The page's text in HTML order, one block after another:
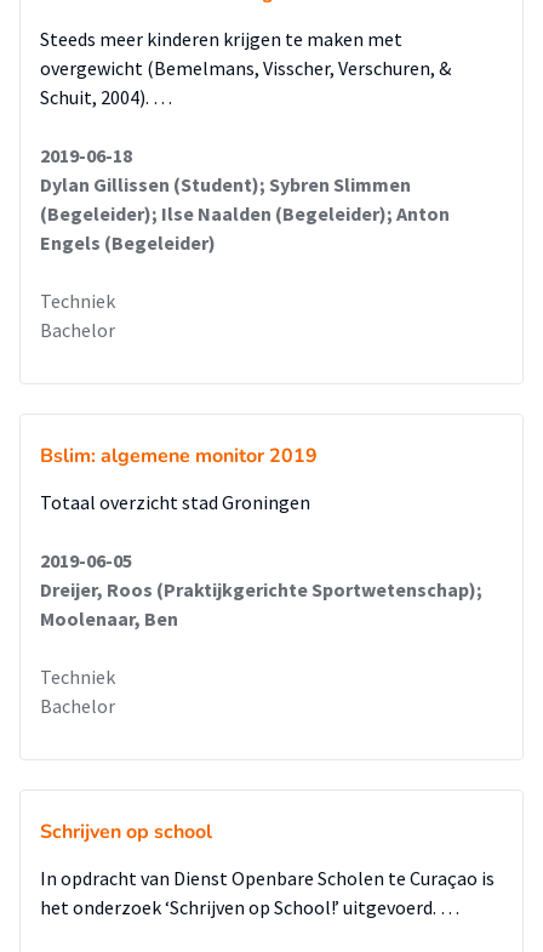
Steeds meer kinderen krijgen te maken met
overgewicht (Bemelmans, Visscher, Verschuren, &
Schuit, 2004). …
2019-06-18
Dylan Gillissen (Student); Sybren Slimmen
(Begeleider); Ilse Naalden (Begeleider); Anton
Engels (Begeleider)
Techniek
Bachelor
Bslim: algemene monitor 2019
Totaal overzicht stad Groningen
2019-06-05
Dreijer, Roos (Praktijkgerichte Sportwetenschap);
Moolenaar, Ben
Techniek
Bachelor
Schrijven op school
In opdracht van Dienst Openbare Scholen te Curaçao is
het onderzoek ‘Schrijven op School!’ uitgevoerd. …